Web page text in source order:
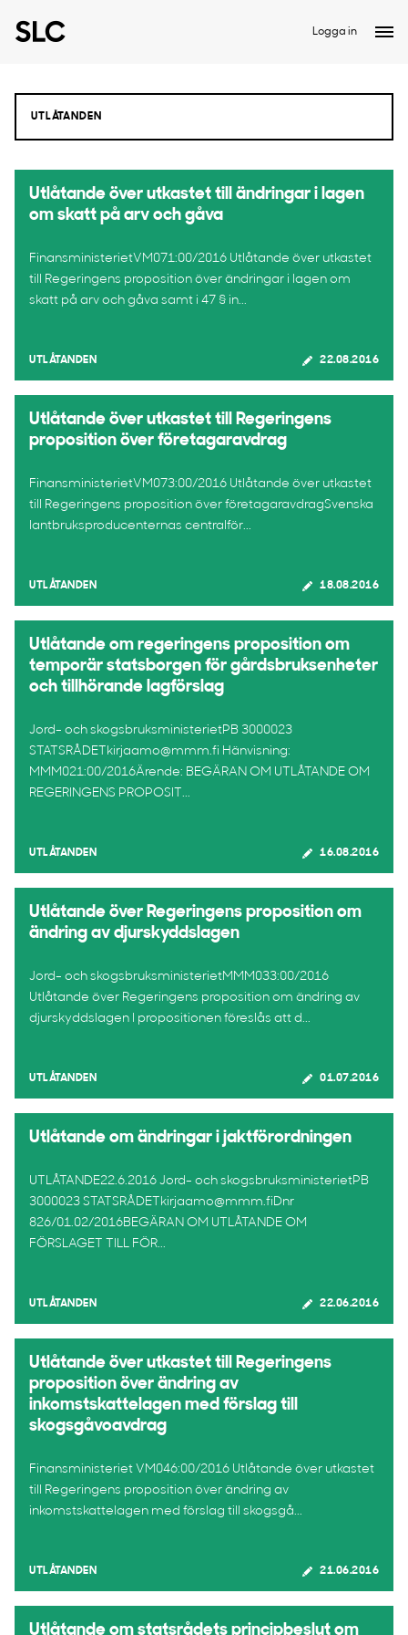
Logga in
Utlåtande över utkastet till ändringar i lagen
om skatt på arv och gåva
FinansministerietVM071:00/2016 Utlåtande över utkastet
till Regeringens proposition över ändringar i lagen om
skatt på arv och gåva samt i 47 § in...
UTLÅTANDEN 22.08.2016
Utlåtande över utkastet till Regeringens
proposition över företagaravdrag
FinansministerietVM073:00/2016 Utlåtande över utkastet
till Regeringens proposition över företagaravdragSvenska
lantbruksproducenternas centralför...
UTLÅTANDEN 18.08.2016
Utlåtande om regeringens proposition om
temporär statsborgen för gårdsbruksenheter
och tillhörande lagförslag
Jord- och skogsbruksministerietPB 3000023
STATSRÅDETkirjaamo@mmm.fi Hänvisning:
MMM021:00/2016Ärende: BEGÄRAN OM UTLÅTANDE OM
REGERINGENS PROPOSIT...
UTLÅTANDEN 16.08.2016
Utlåtande över Regeringens proposition om
ändring av djurskyddslagen
Jord- och skogsbruksministerietMMM033:00/2016
Utlåtande över Regeringens proposition om ändring av
djurskyddslagen I propositionen föreslås att d...
UTLÅTANDEN 01.07.2016
Utlåtande om ändringar i jaktförordningen
UTLÅTANDE22.6.2016 Jord- och skogsbruksministerietPB
3000023 STATSRÅDETkirjaamo@mmm.fiDnr
826/01.02/2016BEGÄRAN OM UTLÅTANDE OM
FÖRSLAGET TILL FÖR...
UTLÅTANDEN 22.06.2016
Utlåtande över utkastet till Regeringens
proposition över ändring av
inkomstskattelagen med förslag till
skogsgåvoavdrag
Finansministeriet VM046:00/2016 Utlåtande över utkastet
till Regeringens proposition över ändring av
inkomstskattelagen med förslag till skogsgå...
UTLÅTANDEN 21.06.2016
Utlåtande om statsrådets principbeslut om